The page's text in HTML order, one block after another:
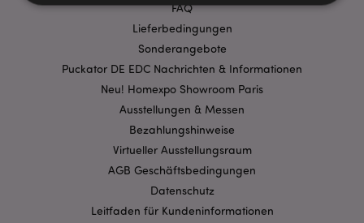
FAQ
Lieferbedingungen
Sonderangebote
Puckator DE EDC Nachrichten & Informationen
Neu! Homexpo Showroom Paris
Ausstellungen & Messen
Bezahlungshinweise
Virtueller Ausstellungsraum
AGB Geschäftsbedingungen
Datenschutz
Leitfaden für Kundeninformationen
Unbedingt notwendige
Streng-notwendige-Cookies ermöglichen
Kernfunktionen der Website wie die
Benutzeranmeldung und die Kontoverwaltung.
Ohne unbedingt notwendige cookies kann die
Provider
.puckator.de